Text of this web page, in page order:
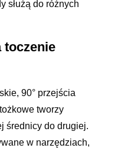
służą do różnych
toczenie
90° przejścia
tworzy
średnicy do drugiej.
w narzędziach,